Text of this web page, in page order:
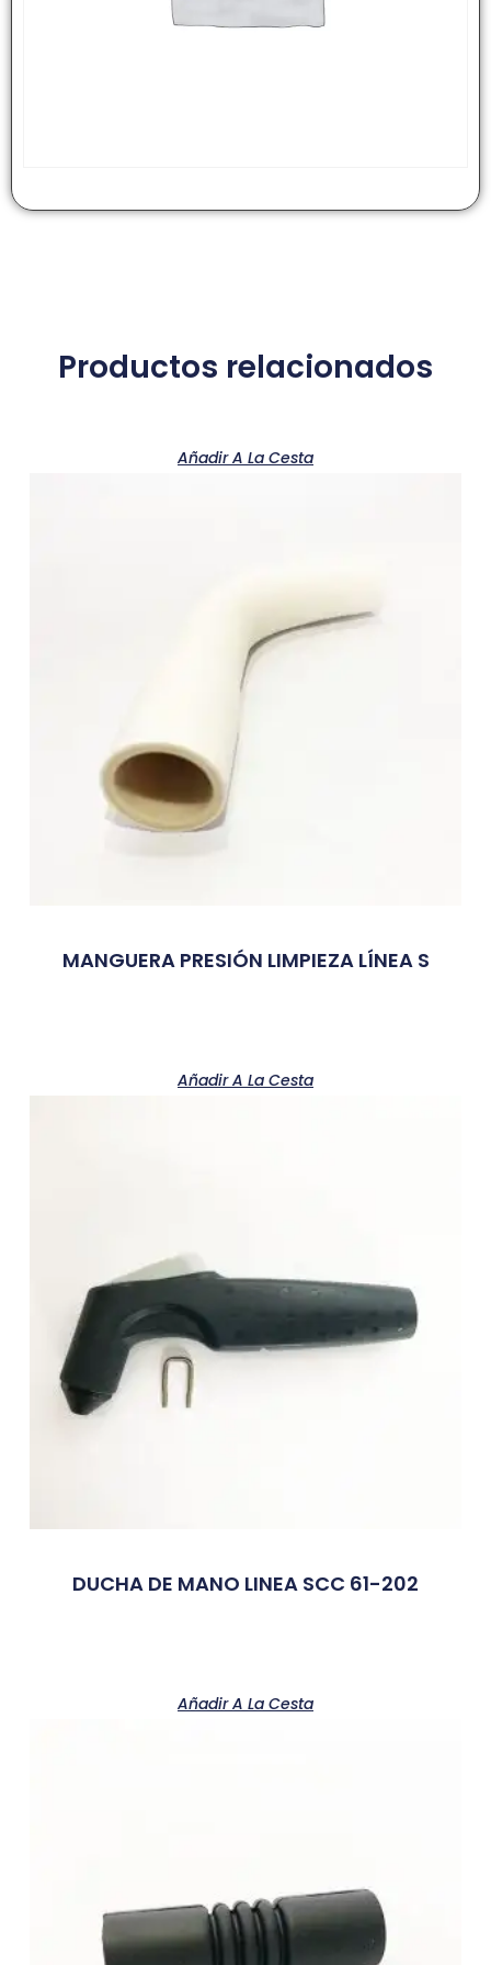
Productos relacionados
Añadir A La Cesta
MANGUERA PRESIÓN LIMPIEZA LÍNEA S
Añadir A La Cesta
DUCHA DE MANO LINEA SCC 61-202
Añadir A La Cesta